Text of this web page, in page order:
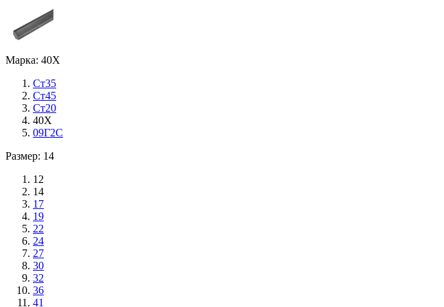
Марка: 40Х
Ст35
Ст45
Ст20
40Х
09Г2С
Размер: 14
12
14
17
19
22
24
27
30
32
36
41